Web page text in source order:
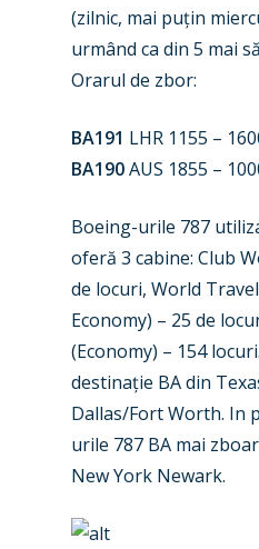
(zilnic, mai puțin
urmând ca din 5 mai
Orarul de zbor:
BA191 LHR 1155 –
BA190AUS 1855 –
Boeing-urile 787
oferă 3 cabine: Club
de locuri, World
Economy) – 25 de
(Economy) – 154
destinație BA din
Dallas/Fort Worth. In
urile 787 BA mai
New York Newark.